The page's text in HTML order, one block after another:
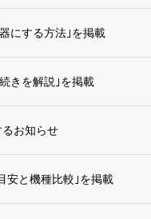
にする方法｣を掲載
きを解説｣を掲載
るお知らせ
安と機種比較｣を掲載